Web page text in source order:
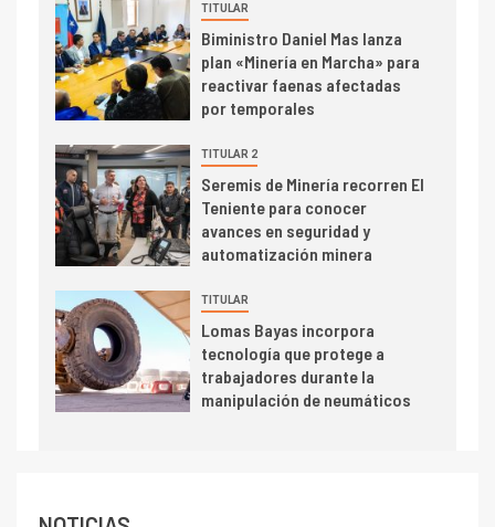
trimestre
4 I+D
Informe bimensual de
Cochilco: precio del cobre
alcanza máximos por escasez
de concentrados
5 I+D
Estudio revela cómo el precio
del cobre y educación superior
se relacionan en zonas
mineras
6 I+D
BHP proyecta producción de
cobre cercana a 2 millones de
toneladas tras récord en
Escondida
TITULAR
Biministro Daniel Mas lanza
plan «Minería en Marcha» para
reactivar faenas afectadas
por temporales
TITULAR 2
Seremis de Minería recorren El
Teniente para conocer
avances en seguridad y
automatización minera
TITULAR
Lomas Bayas incorpora
tecnología que protege a
trabajadores durante la
manipulación de neumáticos